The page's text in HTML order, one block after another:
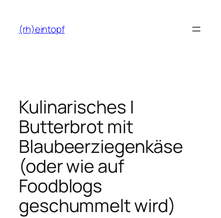
Inhalt
springen
(rh)eintopf
Kulinarisches |
Butterbrot mit
Blaubeerziegenkäse
(oder wie auf
Foodblogs
geschummelt wird)